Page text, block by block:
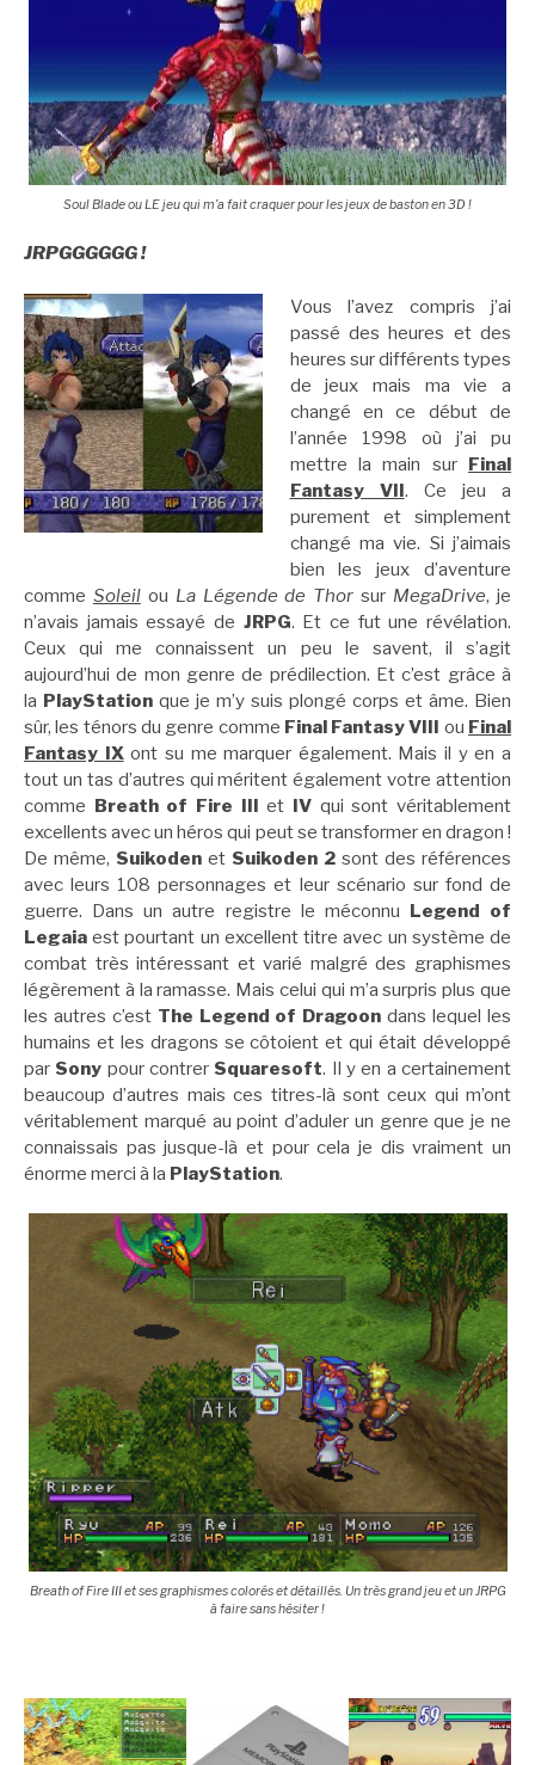
Soul Blade ou LE jeu qui m’a fait craquer pour les jeux de baston en 3D !
JRPGGGGGG !
Vous l’avez compris j’ai
passé des heures et des
heures sur différents types
de jeux mais ma vie a
changé en ce début de
l’année 1998 où j’ai pu
mettre la main sur Final
Fantasy VII. Ce jeu a
purement et simplement
changé ma vie. Si j’aimais
bien les jeux d’aventure
comme Soleilou La Légende de Thor sur MegaDrive, je
n’avais jamais essayé de JRPG. Et ce fut une révélation.
Ceux qui me connaissent un peu le savent, il s’agit
aujourd’hui de mon genre de prédilection. Et c’est grâce à
la PlayStation que je m’y suis plongé corps et âme. Bien
sûr, les ténors du genre comme Final Fantasy VIII ou Final
Fantasy IX ont su me marquer également. Mais il y en a
tout un tas d’autres qui méritent également votre attention
comme Breath of Fire IIIet IV qui sont véritablement
excellents avec un héros qui peut se transformer en dragon !
De même, Suikoden et Suikoden 2 sont des références
avec leurs 108 personnages et leur scénario sur fond de
guerre. Dans un autre registre le méconnu Legend of
Legaia est pourtant un excellent titre avec un système de
combat très intéressant et varié malgré des graphismes
légèrement à la ramasse. Mais celui qui m’a surpris plus que
les autres c’est The Legend of Dragoon dans lequel les
humains et les dragons se côtoient et qui était développé
par Sony pour contrer Squaresoft. Il y en a certainement
beaucoup d’autres mais ces titres-là sont ceux qui m’ont
véritablement marqué au point d’aduler un genre que je ne
connaissais pas jusque-là et pour cela je dis vraiment un
énorme merci à la PlayStation.
Breath of Fire III et ses graphismes colorés et détaillés. Un très grand jeu et un JRPG
à faire sans hésiter !